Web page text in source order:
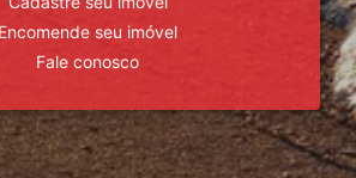
Encomende seu imóvel
Fale conosco